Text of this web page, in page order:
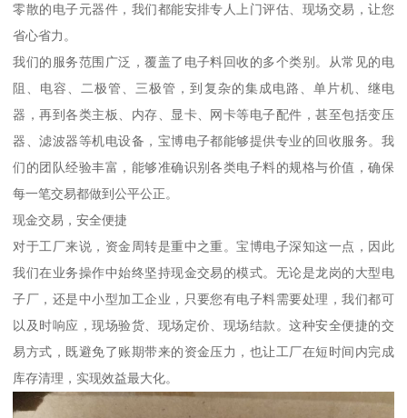
零散的电子元器件，我们都能安排专人上门评估、现场交易，让您
省心省力。
我们的服务范围广泛，覆盖了电子料回收的多个类别。从常见的电
阻、电容、二极管、三极管，到复杂的集成电路、单片机、继电
器，再到各类主板、内存、显卡、网卡等电子配件，甚至包括变压
器、滤波器等机电设备，宝博电子都能够提供专业的回收服务。我
们的团队经验丰富，能够准确识别各类电子料的规格与价值，确保
每一笔交易都做到公平公正。
现金交易，安全便捷
对于工厂来说，资金周转是重中之重。宝博电子深知这一点，因此
我们在业务操作中始终坚持现金交易的模式。无论是龙岗的大型电
子厂，还是中小型加工企业，只要您有电子料需要处理，我们都可
以及时响应，现场验货、现场定价、现场结款。这种安全便捷的交
易方式，既避免了账期带来的资金压力，也让工厂在短时间内完成
库存清理，实现效益最大化。